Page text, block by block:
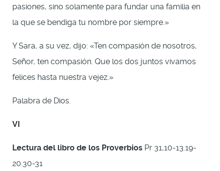
pasiones, sino solamente para fundar una familia en
la que se bendiga tu nombre por siempre.»
Y Sara, a su vez, dijo: «Ten compasión de nosotros,
Señor, ten compasión. Que los dos juntos vivamos
felices hasta nuestra vejez.»
Palabra de Dios.
VI
Lectura del libro de los Proverbios Pr 31,10-13.19-
20.30-31